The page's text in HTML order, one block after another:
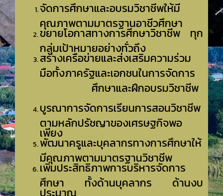
จัดการศึกษาและอบรมวิชาชีพให้มี
คุณภาพตามมาตรฐานอาชีวศึกษา
ขยายโอกาสทางการศึกษาวิชาชีพ ทุก
กลุ่มเป้าหมายอย่างทั่วถึง
สร้างเครือข่ายและส่งเสริมความร่วม
มือทั้งภาครัฐและเอกชนในการจัดการ
ศึกษาและฝึกอบรมวิชาชีพ
บูรณาการจัดการเรียนการสอนวิชาชีพ
ตามหลักปรัชญาของเศรษฐกิจพอ
เพียง
พัฒนาครูและบุคลากรทางการศึกษาให้
มีคุณภาพตามมาตรฐานวิชาชีพ
เพิ่มประสิทธิภาพการบริหารจัดการ
ศึกษา ทั้งด้านบุคลากร ด้านงบ
ประมาณ